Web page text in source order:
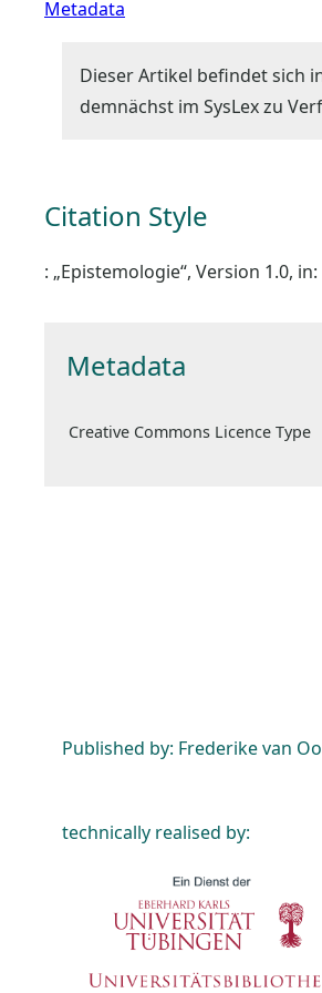
Metadata
Dieser Artikel befindet sich
demnächst im SysLex zu
Citation Style
: „Epistemologie“, Version 1.0,
Metadata
Creative Commons Licence Type
Published by: Frederike van
technically realised by: